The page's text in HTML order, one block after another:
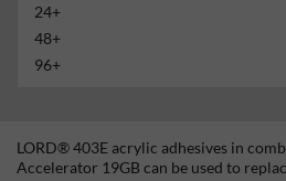
24+
48+
96+
LORD® 403E acrylic adhesives in
Accelerator 19GB can be used to